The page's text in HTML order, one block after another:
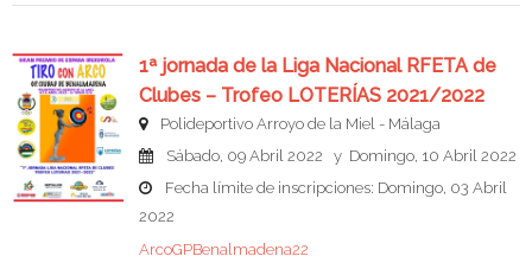
1ª jornada de la Liga Nacional RFETA de
Clubes – Trofeo LOTERÍAS 2021/2022
Polideportivo Arroyo de la Miel - Málaga
Sábado, 09 Abril 2022 y Domingo, 10 Abril 2022
Fecha límite de inscripciones: Domingo, 03 Abril
2022
ArcoGPBenalmadena22